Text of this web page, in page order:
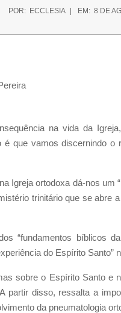
POR: ECCLESIA EM: 8 DE
na vida da
que vamos discernindo o
Igreja ortodoxa dá-nos um
trinitário que se abre
“fundamentos bíblicos da
do Espírito Santo”
sobre o Espírito Santo e
partir disso, ressalta a
da pneumatologia